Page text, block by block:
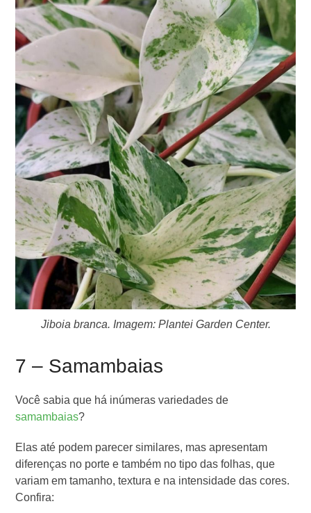
Jiboia branca. Imagem: Plantei Garden Center.
7 – Samambaias
Você sabia que há inúmeras variedades de
samambaias?
Elas até podem parecer similares, mas apresentam
diferenças no porte e também no tipo das folhas, que
variam em tamanho, textura e na intensidade das cores.
Confira: